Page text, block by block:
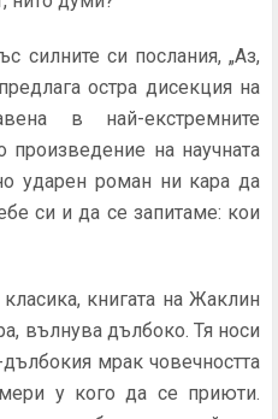
силните си послания, „Аз,
остра дисекция на
в най-екстремните
произведение на научната
ударен роман ни кара да
си и да се запитаме: кои
книгата на Жаклин
вълнува дълбоко. Тя носи
мрак човечността
у кого да се приюти.